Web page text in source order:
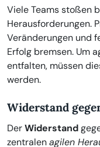
Viele Teams stoßen
Herausforderungen.
Veränderungen und
Erfolg bremsen. Um
entfalten, müssen
werden.
Widerstand
DerWiderstand
zentralenagilen